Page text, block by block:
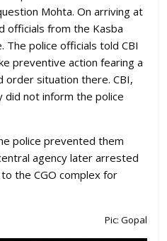
Mohta. On arriving at
officials from the Kasba
police officials told CBI
preventive action fearing a
order situation there. CBI,
did not inform the police
police prevented them
agency later arrested
the CGO complex for
Pic: Gopal